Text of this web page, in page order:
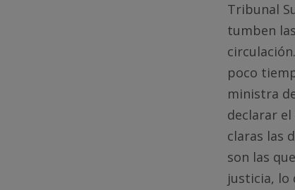
Tribunal
tumben
poco
ministra
declarar
claras las
son las
justicia, lo